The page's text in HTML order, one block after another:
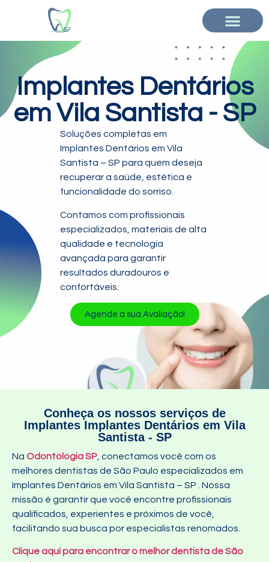
Implantes Dentários
em Vila Santista - SP
Soluções completas em
Implantes Dentários em Vila
Santista – SP para quem deseja
recuperar a saúde, estética e
funcionalidade do sorriso.
Contamos com profissionais
especializados, materiais de alta
qualidade e tecnologia
avançada para garantir
resultados duradouros e
confortáveis.
Agende a sua Avaliação!
Conheça os nossos serviços de
Implantes Implantes Dentários em Vila
Santista - SP
Na Odontologia SP , conectamos você com os
melhores dentistas de São Paulo especializados em
Implantes Dentários em Vila Santista – SP
. Nossa
missão é garantir que você encontre profissionais
qualificados, experientes e próximos de você,
facilitando sua busca por especialistas renomados.
Clique aqui para encontrar o melhor dentista de São